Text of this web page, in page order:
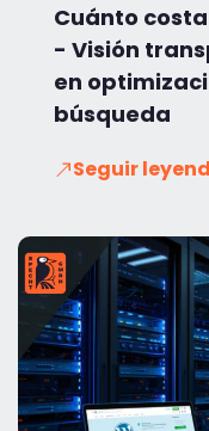
Cuánto
- Visión
en
búsqueda
Seguir